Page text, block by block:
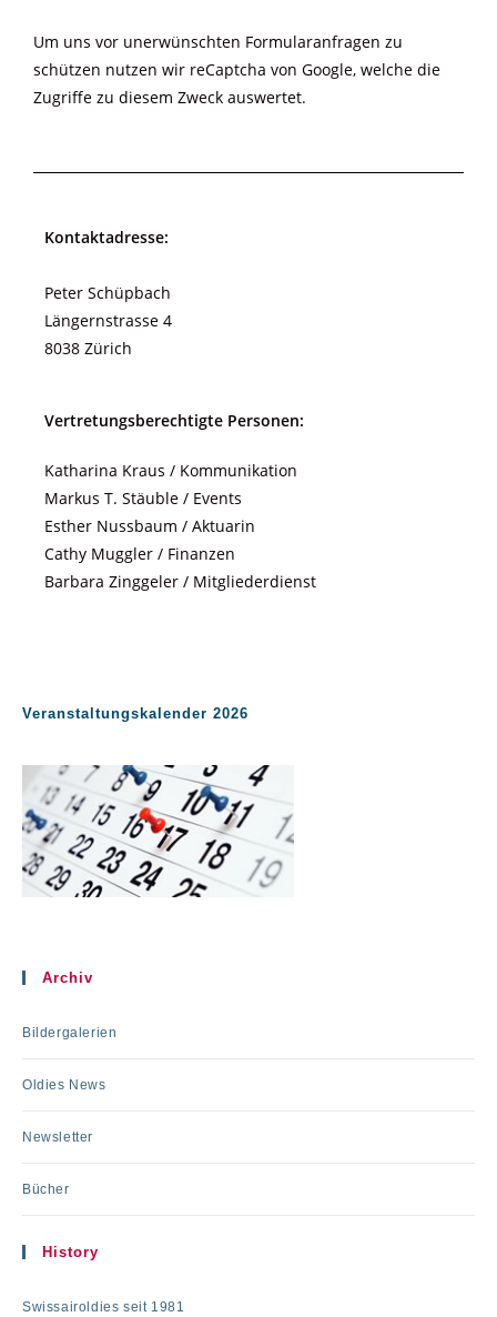
Um uns vor unerwünschten Formularanfragen zu
schützen nutzen wir reCaptcha von Google, welche die
Zugriffe zu diesem Zweck auswertet.
Kontaktadresse:
Peter Schüpbach
Längernstrasse 4
8038 Zürich
Vertretungsberechtigte Personen:
Katharina Kraus / Kommunikation
Markus T. Stäuble / Events
Esther Nussbaum / Aktuarin
Cathy Muggler / Finanzen
Barbara Zinggeler / Mitgliederdienst
Veranstaltungskalender 2026
Archiv
Bildergalerien
Oldies News
Newsletter
Bücher
History
Swissairoldies seit 1981